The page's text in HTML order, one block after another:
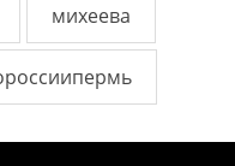
михеева